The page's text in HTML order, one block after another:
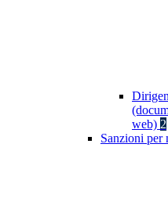
web) 2
Sanzioni per